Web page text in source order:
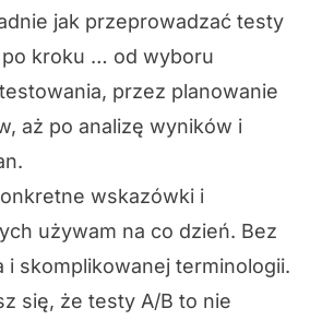
jak przeprowadzać testy
kroku … od wyboru
przez planowanie
aż po analizę wyników i
wskazówki i
używam na co dzień. Bez
i skomplikowanej terminologii.
się, że testy A/B to nie